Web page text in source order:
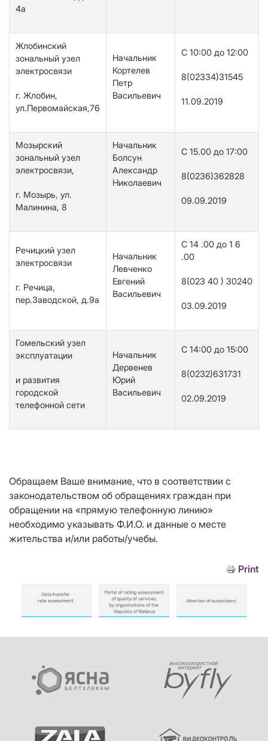
4а
Жлобинский
зональный узел
электросвязи
г. Жлобин,
ул.Первомайская,76
Начальник
Кортелев
Петр
Васильевич
C 10:00 до 12:00
8(02334)31545
11.09.2019
Мозырский
зональный узел
электросвязи,
г. Мозырь, ул.
Малинина, 8
Начальник
Болсун
Александр
Николаевич
С 15.00 до 17:00
8(0236)362828
09.09.2019
Речицкий узел
электросвязи
г. Речица,
пер.Заводской, д.9а
Начальник
Левченко
Евгений
Васильевич
С 14 .00 до 1 6
.00
8(023 40 ) 30240
03.09.2019
Гомельский узел
эксплуатации
и развития
городской
телефонной сети
Начальник
Дервенев
Юрий
Васильевич
С 14:00 до 15:00
8(0232)631731
02.09.2019
Обращаем Ваше внимание, что в соответствии с
законодательством об обращениях граждан при
обращении на «прямую телефонную линию»
необходимо указывать Ф.И.О. и данные о месте
жительства и/или работы/учебы.
Print